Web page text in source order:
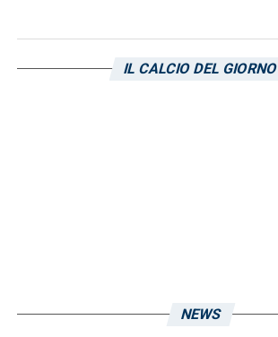
IL CALCIO DEL GIORNO
NEWS